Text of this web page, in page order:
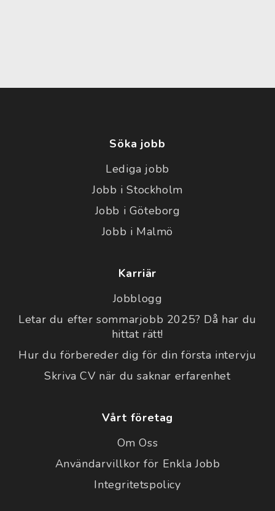
Söka jobb
Lediga jobb
Jobb i Stockholm
Jobb i Göteborg
Jobb i Malmö
Karriär
Jobblogg
Letar du efter sommarjobb 2025? Då har du
hittat rätt!
Hur du förbereder dig för din första intervju
Skriva CV när du saknar erfarenhet
Vårt företag
Om Oss
Användarvillkor för Enkla Jobb
Integritetspolicy